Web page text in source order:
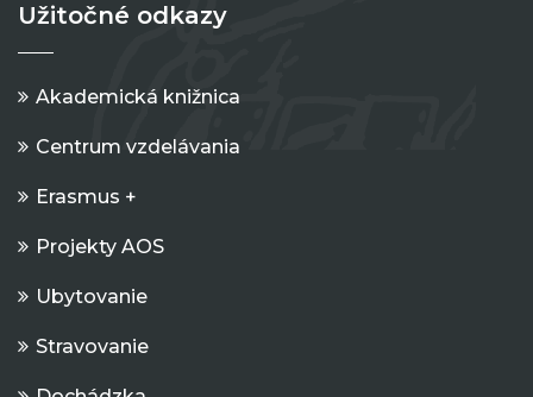
Užitočné odkazy
Akademická knižnica
Centrum vzdelávania
Erasmus +
Projekty AOS
Ubytovanie
Stravovanie